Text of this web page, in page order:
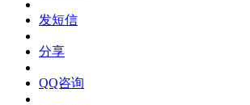
发短信
分享
QQ咨询